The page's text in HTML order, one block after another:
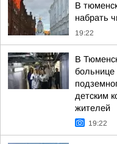
В
набрать
19:22
В
детским
жителей
19:22